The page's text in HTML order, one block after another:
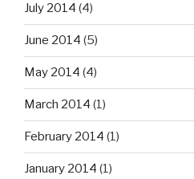
July 2014 (4)
June 2014 (5)
May 2014 (4)
March 2014 (1)
February 2014 (1)
January 2014 (1)